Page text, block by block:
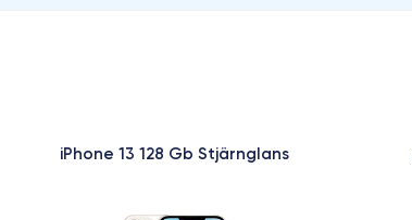
iPhone 13 128 Gb Stjärnglans